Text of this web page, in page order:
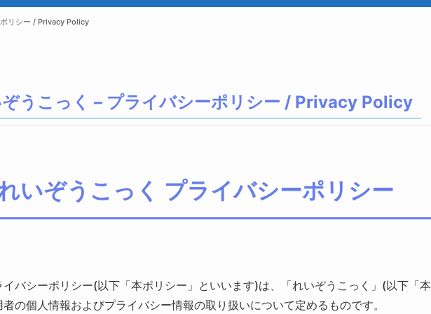
リシー / Privacy Policy
うこっく – プライバシーポリシー / Privacy Policy
いぞうこっく プライバシーポリシー
イバシーポリシー(以下「本ポリシー」といいます)は、「れいぞうこっく」(以下「
者の個人情報およびプライバシー情報の取り扱いについて定めるものです。